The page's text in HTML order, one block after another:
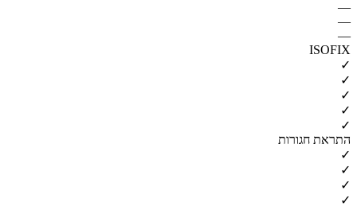
—
—
—
ISOFIX
✓
✓
✓
✓
✓
התראת חגורות
✓
✓
✓
✓